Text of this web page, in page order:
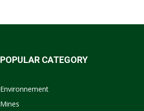
POPULAR CATEGORY
Environnement
Mines